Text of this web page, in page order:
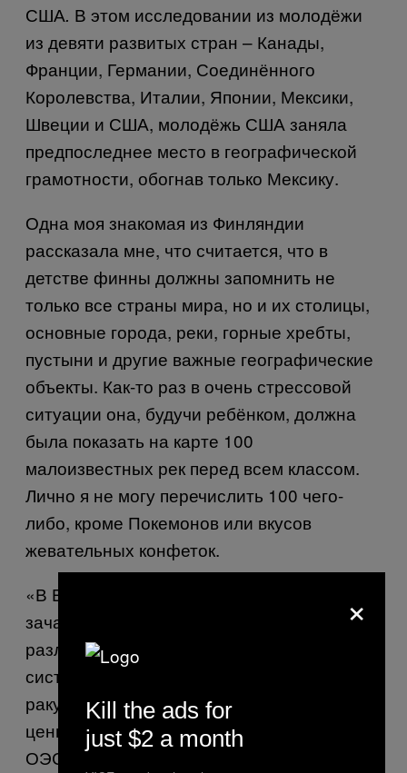
США. В этом исследовании из молодёжи
из девяти развитых стран – Канады,
Франции, Германии, Соединённого
Королевства, Италии, Японии, Мексики,
Швеции и США, молодёжь США заняла
предпоследнее место в географической
грамотности, обогнав только Мексику.
Одна моя знакомая из Финляндии
рассказала мне, что считается, что в
детстве финны должны запомнить не
только все страны мира, но и их столицы,
основные города, реки, горные хребты,
пустыни и другие важные географические
объекты. Как-то раз в очень стрессовой
ситуации она, будучи ребёнком, должна
была показать на карте 100
малоизвестных рек перед всем классом.
Лично я не могу перечислить 100 чего-
либо, кроме Покемонов или вкусов
жевательных конфеток.
«В Европе считается, что география
зачастую помогает ученикам понять
различные культуры и социальные
системы, а также увидеть мир с разных
ракурсов, ценить разные перспективы и
ценности, – рассказал мне Шляйхер из
ОЭСР. – Тем не менее, география в
×
Kill the ads for
just $2 a month